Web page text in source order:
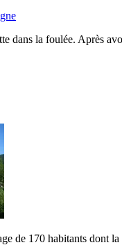
dans la foulée. Après
de 170 habitants dont